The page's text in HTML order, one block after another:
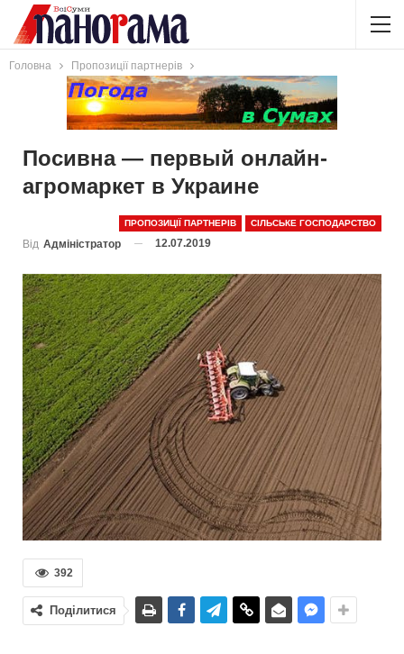
Головна Пропозиції партнерів
Посивна — первый онлайн-
агромаркет в Украине
ПРОПОЗИЦІЇ ПАРТНЕРІВ СІЛЬСЬКЕ ГОСПОДАРСТВО
Від Адміністратор 12.07.2019
392
Поділитися